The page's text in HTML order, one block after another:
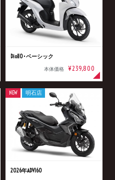
Dio110･ベーシック
本体価格 ¥239,800
2026年ADV160
NEW 明石店